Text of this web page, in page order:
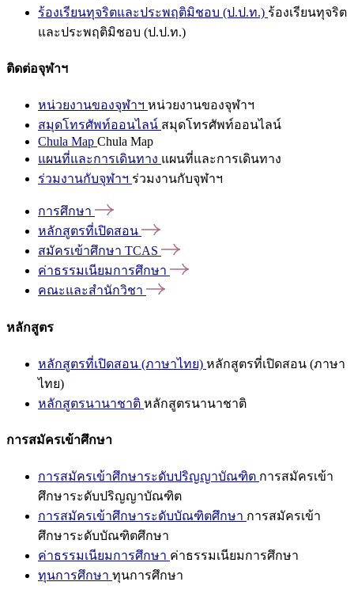
ร้องเรียนทุจริตและประพฤติมิชอบ (ป.ป.ท.) ร้องเรียนทุจริต
และประพฤติมิชอบ (ป.ป.ท.)
ติดต่อจุฬาฯ
หน่วยงานของจุฬาฯ หน่วยงานของจุฬาฯ
สมุดโทรศัพท์ออนไลน์ สมุดโทรศัพท์ออนไลน์
Chula Map Chula Map
แผนที่และการเดินทาง แผนที่และการเดินทาง
ร่วมงานกับจุฬาฯ ร่วมงานกับจุฬาฯ
การศึกษา
หลักสูตรที่เปิดสอน
สมัครเข้าศึกษา TCAS
ค่าธรรมเนียมการศึกษา
คณะและสำนักวิชา
หลักสูตร
หลักสูตรที่เปิดสอน (ภาษาไทย) หลักสูตรที่เปิดสอน (ภาษา
ไทย)
หลักสูตรนานาชาติ หลักสูตรนานาชาติ
การสมัครเข้าศึกษา
การสมัครเข้าศึกษาระดับปริญญาบัณฑิต การสมัครเข้า
ศึกษาระดับปริญญาบัณฑิต
การสมัครเข้าศึกษาระดับบัณฑิตศึกษา การสมัครเข้า
ศึกษาระดับบัณฑิตศึกษา
ค่าธรรมเนียมการศึกษา ค่าธรรมเนียมการศึกษา
ทุนการศึกษา ทุนการศึกษา